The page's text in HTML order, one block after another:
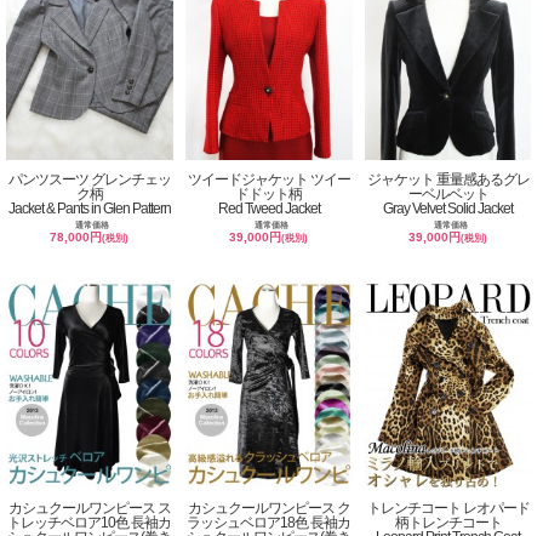
パンツスーツ グレンチェッ
ク柄
Jacket & Pants in Glen Pattern
通常価格
78,000円(税別)
ツイードジャケット ツイー
ドドット柄
Red Tweed Jacket
通常価格
39,000円(税別)
ジャケット 重量感あるグレ
ーベルベット
Gray Velvet Solid Jacket
通常価格
39,000円(税別)
カシュクールワンピース ス
トレッチベロア10色 長袖カ
カシュクールワンピース ク
ラッシュベロア18色 長袖カ
トレンチコート レオパード
柄トレンチコート